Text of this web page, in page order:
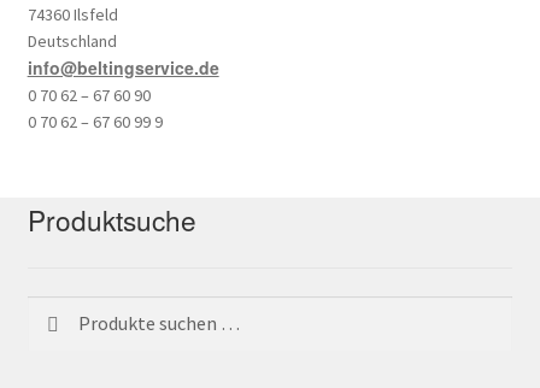
74360 Ilsfeld
Deutschland
info@beltingservice.de
0 70 62 – 67 60 90
0 70 62 – 67 60 99 9
Produktsuche
nach:
Suchen